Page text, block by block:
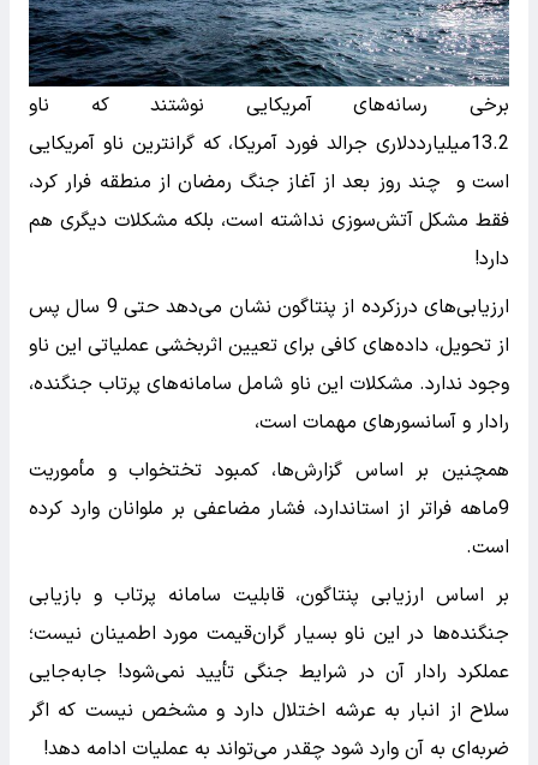
برخی رسانه‌های آمریکایی نوشتند که ناو
13.2میلیارددلاری جرالد فورد آمریکا، که گرانترین ناو آمریکایی
است و چند روز بعد از آغاز جنگ رمضان از منطقه فرار کرد،
فقط مشکل آتش‌سوزی نداشته است، بلکه مشکلات دیگری هم
دارد!
ارزیابی‌های درزکرده از پنتاگون نشان می‌دهد حتی 9 سال پس
از تحویل، داده‌های کافی برای تعیین اثربخشی عملیاتی این ناو
وجود ندارد. مشکلات این ناو شامل سامانه‌های پرتاب جنگنده،
رادار و آسانسورهای مهمات است،
همچنین بر اساس گزارش‌ها، کمبود تختخواب و مأموریت
9ماهه فراتر از استاندارد، فشار مضاعفی بر ملوانان وارد کرده
است.
بر اساس ارزیابی پنتاگون، قابلیت سامانه پرتاب و بازیابی
جنگنده‌ها در این ناو بسیار گران‌قیمت مورد اطمینان نیست؛
عملکرد رادار آن در شرایط جنگی تأیید نمی‌شود! جابه‌جایی
سلاح از انبار به عرشه اختلال دارد و مشخص نیست که اگر
ضربه‌ای به آن وارد شود چقدر می‌تواند به عملیات ادامه دهد!